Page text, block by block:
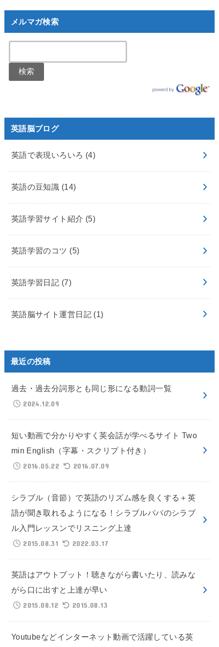
メルマガ検索
英語脳ブログ
英語で表現いろいろ (4)
英語の豆知識 (14)
英語学習サイト紹介 (5)
英語学習のコツ (5)
英語学習日記 (7)
英語脳サイト運営日記 (1)
最近の投稿
過去・過去分詞形とも同じ形になる動詞一覧
2024.12.09
短い動画で分かりやすく英会話が学べるサイト Two
min English（字幕・スクリプト付き）
2016.05.22
2016.07.09
シラブル（音節）で英語のリズム感を良くする＋英
語が聞き取れるようになる！シラブルパパのシラブ
ル入門レッスンでリスニング上達
2015.08.31
2022.03.17
英語はアウトプット！聴きながら書いたり、読みな
がら口に出すと上達が早い
2015.08.12
2015.08.13
Youtubeなどインターネット動画で活躍している英